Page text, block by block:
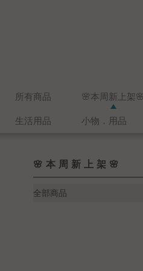
所有商品 🌸本周新上架🌸
生活用品 小物．用品
🌸本周新上架🌸
全部商品